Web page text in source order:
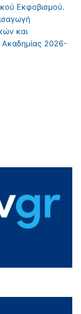
Εκφοβισμού.
και
2026-